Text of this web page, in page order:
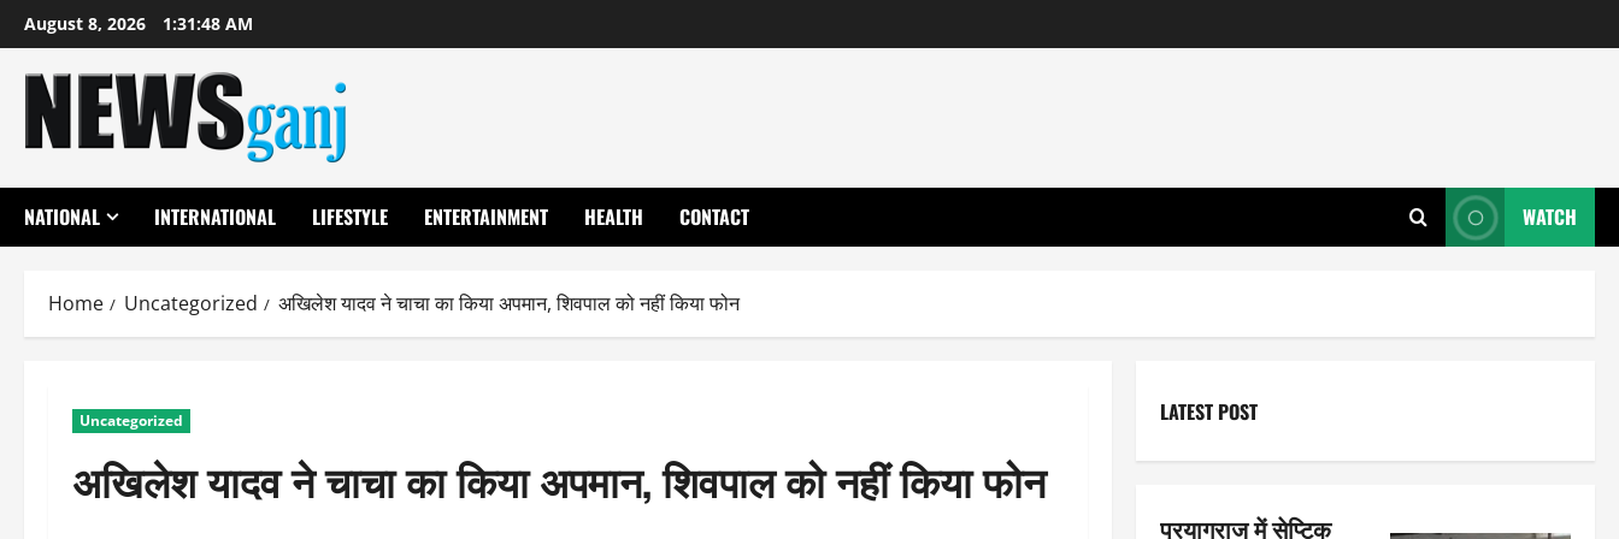
Skip
to
content
August 8, 2026 1:31:48 AM
NATIONAL INTERNATIONAL LIFESTYLE ENTERTAINMENT HEALTH CONTACT WATCH
Home Uncategorized अखिलेश यादव ने चाचा का किया अपमान, शिवपाल को नहीं किया फोन
Uncategorized
अखिलेश यादव ने चाचा का किया अपमान, शिवपाल को नहीं किया फोन
LATEST POST
प्रयागराज में सेप्टिक